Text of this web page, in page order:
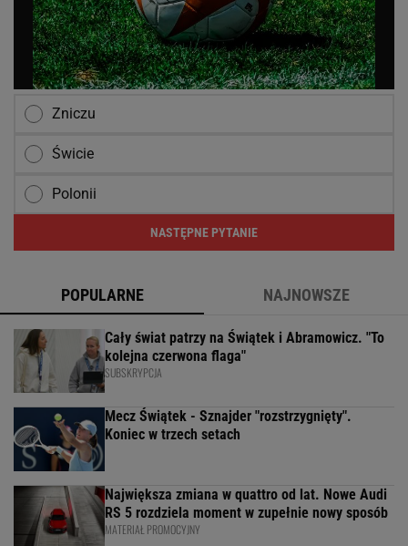
Zniczu
Świcie
Polonii
NASTĘPNE PYTANIE
POPULARNE NAJNOWSZE
Cały świat patrzy na Świątek i Abramowicz. "To
kolejna czerwona flaga"
SUBSKRYPCJA
Mecz Świątek - Sznajder "rozstrzygnięty".
Koniec w trzech setach
Największa zmiana w quattro od lat. Nowe Audi
RS 5 rozdziela moment w zupełnie nowy sposób
MATERIAŁ PROMOCYJNY